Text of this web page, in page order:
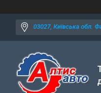
03027, Київська обл.